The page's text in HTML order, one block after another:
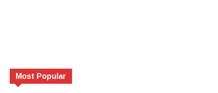
Most Popular